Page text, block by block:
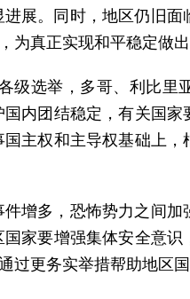
展。同时，地区仍旧面
真正实现和平稳定做
选举，多哥、利比里
内团结稳定，有关国
主权和主导权基础上
增多，恐怖势力之间
家要增强集体安全意
更务实举措帮助地区